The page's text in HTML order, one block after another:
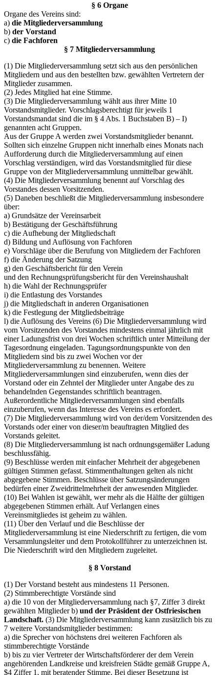
§ 6 Organe
Organe des Vereins sind:
a) die Mitgliederversammlung
b) der Vorstand
c) die Fachforen
§ 7 Mitgliederversammlung
(1) Die Mitgliederversammlung setzt sich aus den persönlichen
Mitgliedern und aus den bestellten bzw. gewählten Vertretern der
Mitglieder zusammen.
(2) Jedes Mitglied hat eine Stimme.
(3) Die Mitgliederversammlung wählt aus ihrer Mitte 10
Vorstandsmitglieder. Vorschlagsberechtigt für jeweils 1
Vorstandsmandat sind die im § 4 Abs. 1 Buchstaben B) – I)
genannten acht Gruppen.
Aus der Gruppe A werden zwei Vorstandsmitglieder benannt.
Sollten sich einzelne Gruppen nicht innerhalb eines Monats nach
Aufforderung durch die Mitgliederversammlung auf einen
Vorschlag verständigen, wird das Vorstandsmitglied für diese
Gruppe von der Mitgliederversammlung unmittelbar gewählt.
(4) Die Mitgliederversammlung benennt auf Vorschlag des
Vorstandes dessen Vorsitzenden.
(5) Daneben beschließt die Mitgliederversammlung insbesondere
über:
a) Grundsätze der Vereinsarbeit
b) Bestätigung der Geschäftsführung
c) die Aufhebung der Mitgliedschaft
d) Bildung und Auflösung von Fachforen
e) Vorschläge über die Berufung von Mitgliedern der Fachforen
f) die Änderung der Satzung
g) den Geschäftsbericht für den Verein
und den Rechnungsprüfungsbericht für den Vereinshaushalt
h) die Wahl der Rechnungsprüfer
i) die Entlastung des Vorstandes
j) die Mitgliedschaft in anderen Organisationen
k) die Festlegung der Mitgliedsbeiträge
l) die Auflösung des Vereins (6) Die Mitgliederversammlung wird
vom Vorsitzenden des Vorstandes mindestens einmal jährlich mit
einer Ladungsfrist von drei Wochen schriftlich unter Mitteilung der
Tagesordnung eingeladen. Tagungsordnungspunkte von den
Mitgliedern sind bis zu zwei Wochen vor der
Mitgliederversammlung zu benennen. Weitere
Mitgliederversammlungen sind einzuberufen, wenn dies der
Vorstand oder ein Zehntel der Mitglieder unter Angabe des zu
behandelnden Gegenstandes schriftlich beantragen.
Außerordentliche Mitgliederversammlungen sind ebenfalls
einzuberufen, wenn das Interesse des Vereins es erfordert.
(7) Die Mitgliederversammlung wird von der/dem Vorsitzenden des
Vorstands oder einer von dieser/m beauftragten Mitglied des
Vorstands geleitet.
(8) Die Mitgliederversammlung ist nach ordnungsgemäßer Ladung
beschlussfähig.
(9) Beschlüsse werden mit einfacher Mehrheit der abgegebenen
gültigen Stimmen gefasst. Stimmenthaltungen gelten als nicht
abgegebene Stimmen. Beschlüsse über Satzungsänderungen
bedürfen einer Zweidrittelmehrheit der anwesenden Mitglieder.
(10) Bei Wahlen ist gewählt, wer mehr als die Hälfte der gültigen
abgegebenen Stimmen erhält. Auf Verlangen eines
Vereinsmitgliedes ist geheim zu wählen.
(11) Über den Verlauf und die Beschlüsse der
Mitgliederversammlung ist eine Niederschrift zu fertigen, die vom
Versammlungsleiter und dem Protokollführer zu unterzeichnen ist.
Die Niederschrift wird den Mitgliedern zugeleitet.
§ 8 Vorstand
(1) Der Vorstand besteht aus mindestens 11 Personen.
(2) Stimmberechtigte Vorstände sind
a) die 10 von der Mitgliederversammlung nach §7, Ziffer 3 direkt
gewählten Mitglieder b) und der Präsident der Ostfriesischen
Landschaft. (3) Die Mitgliederversammlung kann zusätzlich bis zu
7 weitere Vorstandsmitglieder bestimmen:
a) die Sprecher von höchstens drei weiteren Fachforen als
stimmberechtigte Vorstände
b) bis zu vier Vertreter der Wirtschaftsförderer der dem Verein
angehörenden Landkreise und kreisfreien Städte gemäß Gruppe A,
$4 Ziffer 1, mit beratender Stimme. Bei dieser Besetzung ist